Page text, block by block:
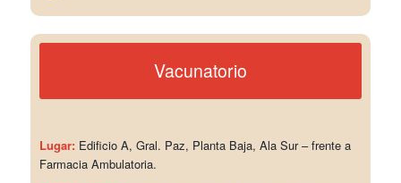
Vacunatorio
Lugar: Edificio A, Gral. Paz, Planta Baja, Ala Sur – frente a
Farmacia Ambulatoria.